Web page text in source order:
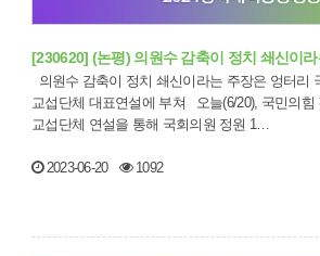
[230620] (논평) 의원수 감축이 정치 쇄신이
교섭단체 대표연설에 부쳐 오늘(6/20), 국민의힘 김기현 대표는 본회의
교섭단체 연설을 통해 국회의원 정원 1…
2023-06-20 1092